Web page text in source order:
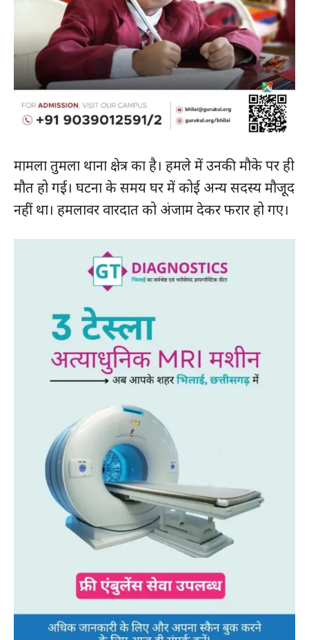
मामला तुमला थाना क्षेत्र का है। हमले में उनकी मौके पर ही
मौत हो गई। घटना के समय घर में कोई अन्य सदस्य मौजूद
नहीं था। हमलावर वारदात को अंजाम देकर फरार हो गए।